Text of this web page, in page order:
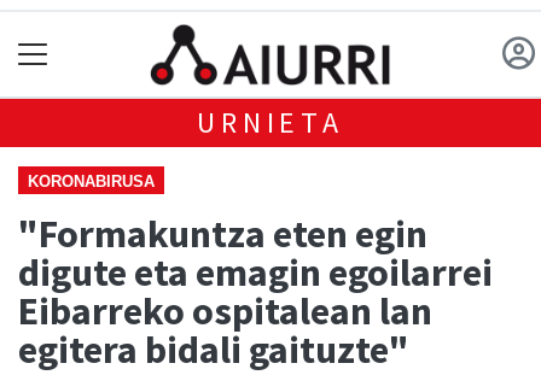
URNIETA
KORONABIRUSA
"Formakuntza eten egin
digute eta emagin egoilarrei
Eibarreko ospitalean lan
egitera bidali gaituzte"